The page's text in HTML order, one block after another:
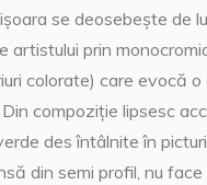
se deosebește de
artistului prin
colorate) care evocă
compoziție lipsesc
des întâlnite în
din semi profil, nu